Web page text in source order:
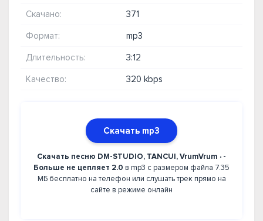
Скачано: 371
Формат: mp3
Длительность: 3:12
Качество: 320 kbps
Скачать mp3
Скачать песню DM-STUDIO, TANCUI, VrumVrum ∙ -
Больше не цепляет 2.0 в mp3 с размером файла 7.35
МБ бесплатно на телефон или слушать трек прямо на
сайте в режиме онлайн